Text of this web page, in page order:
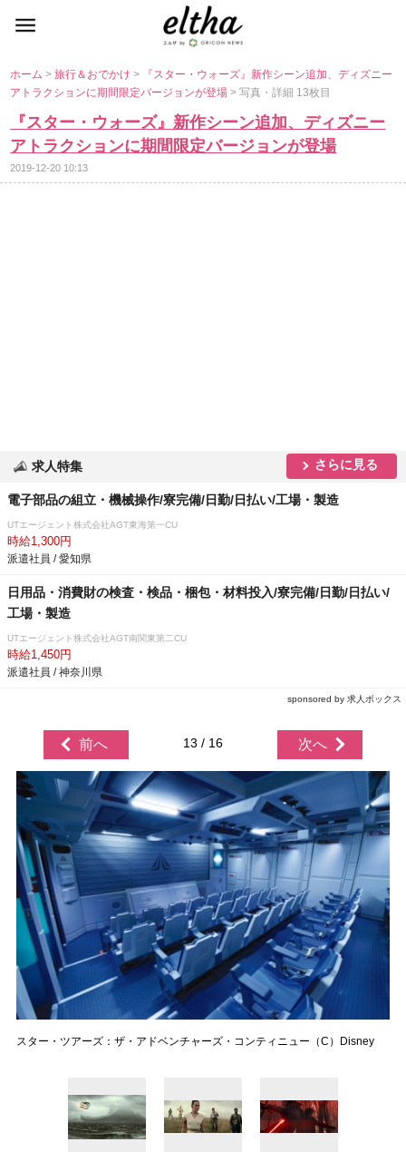
ホーム>旅行＆おでかけ>
『スター・ウォーズ』新作シーン追加、ディズニー
アトラクションに期間限定バージョンが登場> 写真・詳細 13枚目
『スター・ウォーズ』新作シーン追加、ディズニー
アトラクションに期間限定バージョンが登場
2019-12-20 10:13
求人特集 さらに見る
電子部品の組立・機械操作/寮完備/日勤/日払い/工場・製造
UTエージェント株式会社AGT東海第一CU
時給1,300円
派遣社員 / 愛知県
日用品・消費財の検査・検品・梱包・材料投入/寮完備/日勤/日払い/
工場・製造
UTエージェント株式会社AGT南関東第二CU
時給1,450円
派遣社員 / 神奈川県
sponsored by 求人ボックス
前へ 13 / 16 次へ
スター・ツアーズ：ザ・アドベンチャーズ・コンティニュー（C）Disney